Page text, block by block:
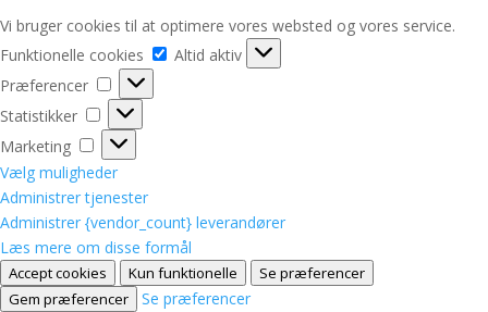
Vi bruger cookies til at optimere vores websted og vores service.
Funktionelle cookies
Funktionelle
Altid aktiv
Præferencer
Præferencer
Statistikker
Statistikker
Marketing
Marketing
Vælg muligheder
Administrer tjenester
Administrer {vendor_count} leverandører
Læs mere om disse formål
Accept cookies Kun funktionelle
Se præferencer
Gem præferencer
Se præferencer